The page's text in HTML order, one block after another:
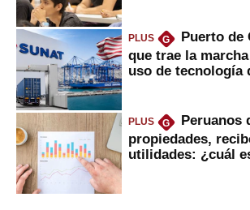
PLUS G
Puerto de
que trae la
uso de tecnología
PLUS G
Peruanos
propiedades,
utilidades: ¿cuál